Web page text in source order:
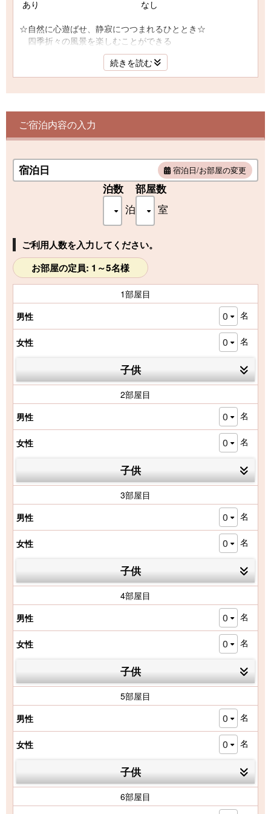
あり
なし
☆自然に心遊ばせ、静寂につつまれるひととき☆
四季折々の風景を楽しむことができる
純和風つくりの客室です。
－－【お部屋】－－
－－【お部屋設備】－－
テレビ／ウォシュレット／バス（セパレート式）／
ドライヤー／冷水／Ｗｉ－Ｆｉ
－－【アメニティ】－－
浴衣／帯／半纏／足袋（※冬季のみ）／バスタオル／
フェイスタオル／歯ブラシ／クシ／髭剃り／
シャンプー／リンス／ボディーソープ
▼貸出備品▼
空気清浄器・加湿器
※貸出無料（台数限定、先着順）
続きを読む
ご宿泊内容の入力
宿泊日 宿泊日/お部屋の変更
泊数
泊
部屋数
室
このプランの予約には1室以上の空きが必要です。宿泊日を変え
るか上記カレンダーから別の日付を選択してください
ご利用人数を入力してください。
お部屋の定員: 1～5名様
実在性の証明とプライバシー保護のため、DigiCertの
SSLサーバ証明書を使用し、SSL暗号化通信を実現し
ています。サイトシールのクリックにより、サーバ証
明書の検証結果をご確認ください。SSLによる暗号化
を防止し、より安全にご利用いただくことが出来ます
〒682-0123 鳥取県東伯郡三朝町三朝365-1
TEL：0858-43-0111
各種パンフレットダウンロード
ホーム
依山楼岩崎だより
温泉
客室